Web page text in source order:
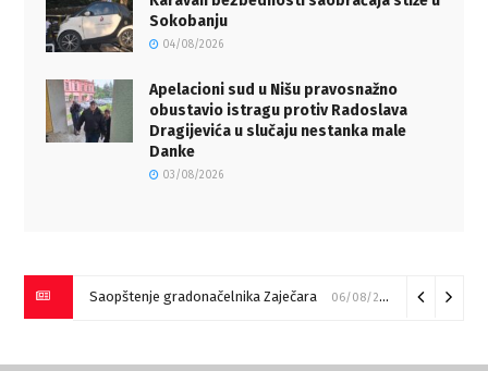
Sokobanju
04/08/2026
Apelacioni sud u Nišu pravosnažno
obustavio istragu protiv Radoslava
Dragijevića u slučaju nestanka male
Danke
03/08/2026
Saopštenje gradonačelnika Zaječara 06/08/2026